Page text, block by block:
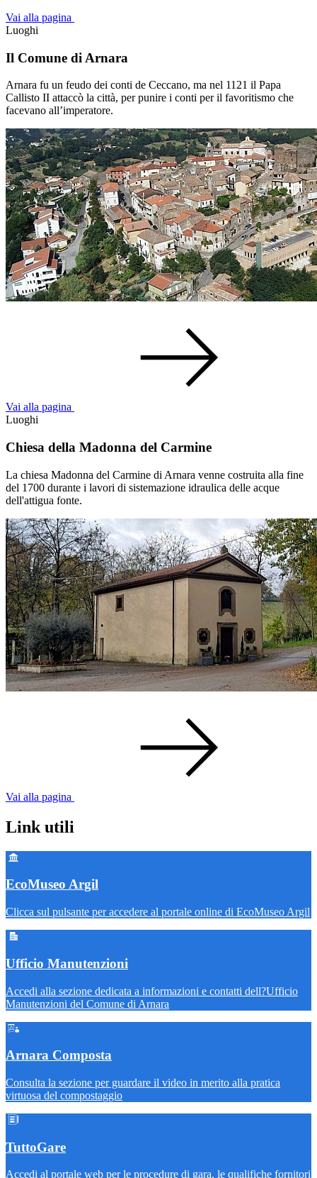
Vai alla pagina
Luoghi
Il Comune di Arnara
Arnara fu un feudo dei conti de Ceccano, ma nel 1121 il Papa
Callisto II attaccò la città, per punire i conti per il favoritismo che
facevano all’imperatore.
Vai alla pagina
Luoghi
Chiesa della Madonna del Carmine
La chiesa Madonna del Carmine di Arnara venne costruita alla fine
del 1700 durante i lavori di sistemazione idraulica delle acque
dell'attigua fonte.
Vai alla pagina
Link utili
EcoMuseo Argil
Clicca sul pulsante per accedere al portale online di EcoMuseo Argil
Ufficio Manutenzioni
Accedi alla sezione dedicata a informazioni e contatti dell?Ufficio
Manutenzioni del Comune di Arnara
Arnara Composta
Consulta la sezione per guardare il video in merito alla pratica
virtuosa del compostaggio
TuttoGare
Accedi al portale web per le procedure di gara, le qualifiche fornitori